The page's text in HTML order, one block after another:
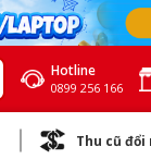
Hotline
0899 256 166
Thu cũ đổi